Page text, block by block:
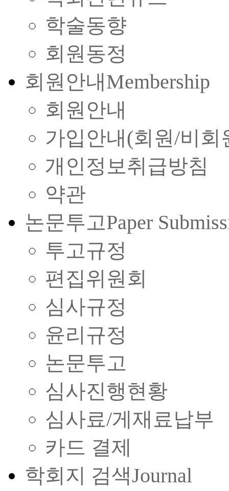
학술동향
회원동정
회원안내Membership
회원안내
가입안내(회원/비회
개인정보취급방침
약관
논문투고Paper
투고규정
편집위원회
심사규정
윤리규정
논문투고
심사진행현황
심사료/게재료납부
카드 결제
학회지 검색Journal